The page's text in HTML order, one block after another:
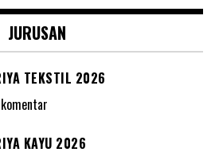
JURUSAN
TEKSTIL 2026
KAYU 2026